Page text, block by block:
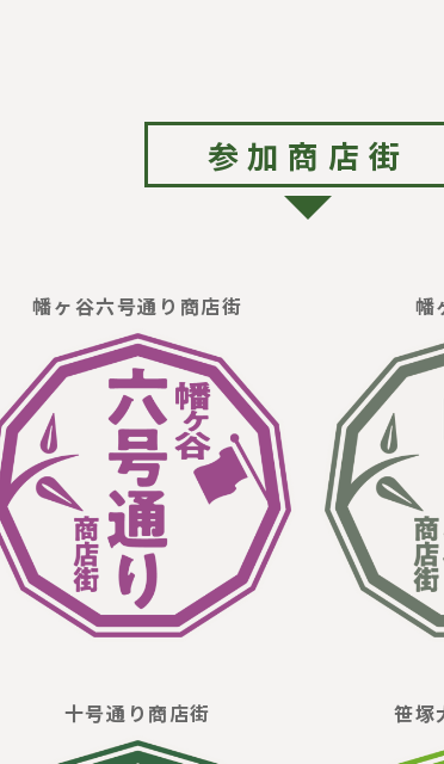
参加商店街
幡ヶ谷六号通り商店街 幡
十号通り商店街 笹塚